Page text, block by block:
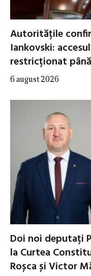
Autoritățile
Iankovski:
restricționat
6 august 2026
Doi noi deputați
la Curtea
Roșca și Victor